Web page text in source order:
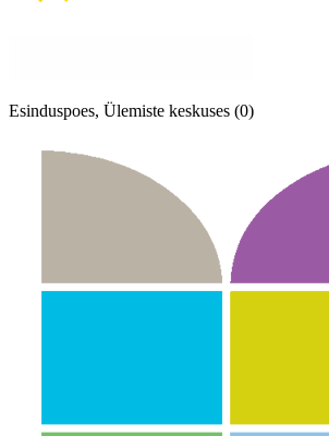
Esinduspoes, Ülemiste keskuses (0)